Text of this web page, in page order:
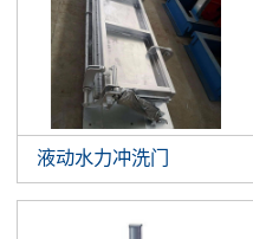
液动水力冲洗门